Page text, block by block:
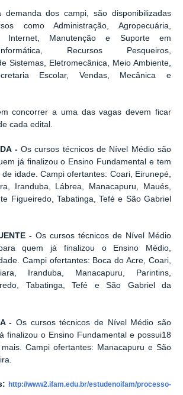
dos campi, são disponibilizadas
como Administração, Agropecuária,
Internet, Manutenção e Suporte em
Recursos Pesqueiros,
Sistemas, Eletromecânica, Meio Ambiente,
Escolar, Vendas, Mecânica e
concorrer a uma das vagas devem ficar
cada edital.
- Os cursos técnicos de Nível Médio são
já finalizou o Ensino Fundamental e tem
idade. Campi ofertantes: Coari, Eirunepé,
Iranduba, Lábrea, Manacapuru, Maués,
Figueiredo, Tabatinga, Tefé e São Gabriel
- Os cursos técnicos de Nível Médio
quem já finalizou o Ensino Médio,
Campi ofertantes: Boca do Acre, Coari,
Iranduba, Manacapuru, Parintins,
Tabatinga, Tefé e São Gabriel da
- Os cursos técnicos de Nível Médio são
finalizou o Ensino Fundamental e possui18
Campi ofertantes: Manacapuru e São
http://www2.ifam.edu.br/estudenoifam/processo-